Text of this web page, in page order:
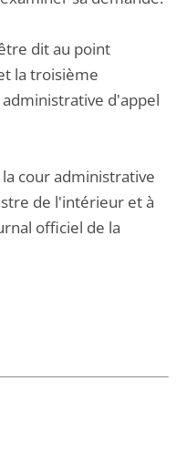
dit au point
la troisième
d'appel
cour administrative
de l'intérieur et à
officiel de la